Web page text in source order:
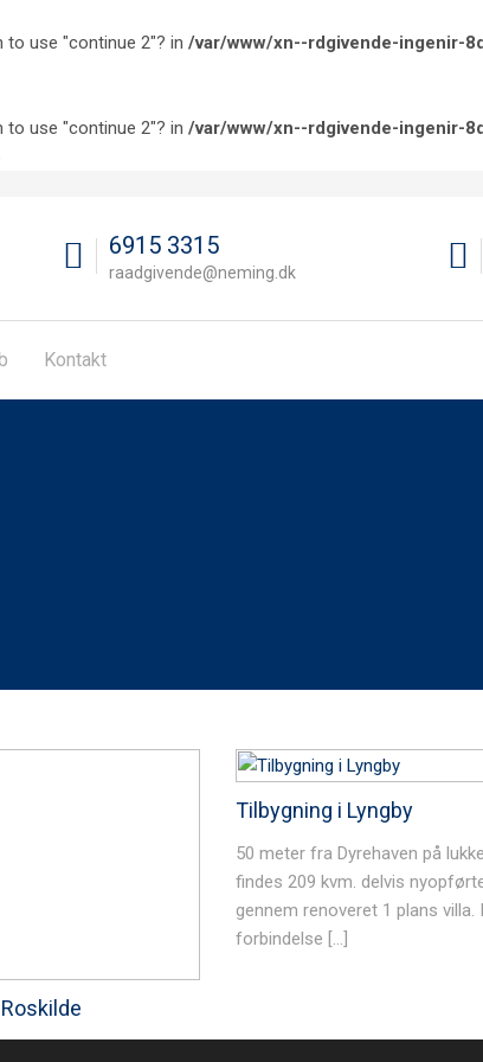
to use "continue 2"? in /var/www/xn--rdgivende-ingenir-
to use "continue 2"? in /var/www/xn--rdgivende-ingenir-
6915 3315
raadgivende@neming.dk
Kontakt
Tilbygning i Lyngby
50 meter fra Dyrehaven på
findes 209 kvm. delvis
gennem renoveret 1 plans villa. I
forbindelse […]